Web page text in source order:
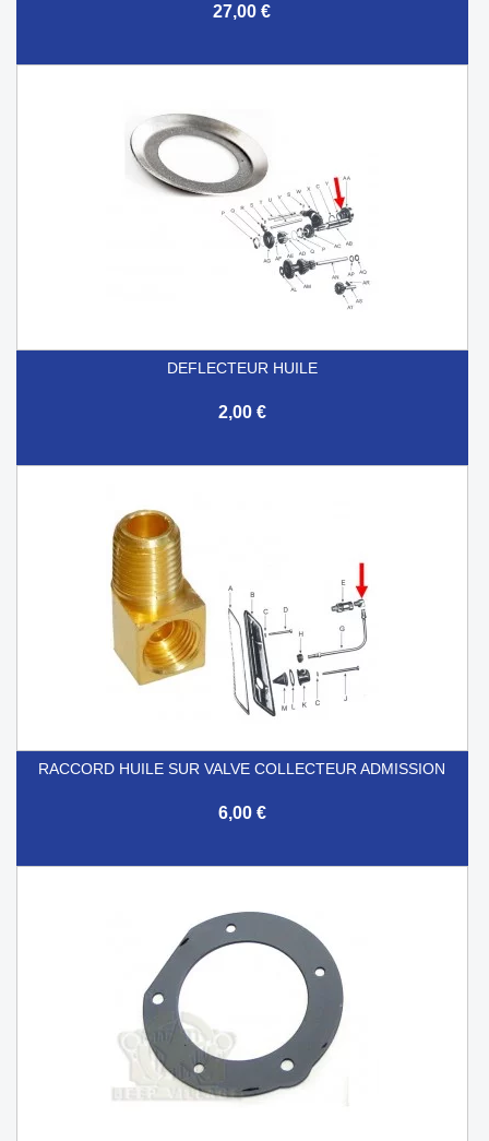
27,00 €
DEFLECTEUR HUILE
2,00 €
RACCORD HUILE SUR VALVE COLLECTEUR ADMISSION
6,00 €